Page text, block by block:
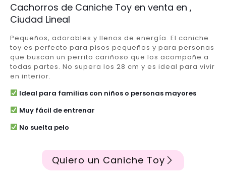
Cachorros de Caniche Toy en venta en ,
Ciudad Lineal
Pequeños, adorables y llenos de energía. El caniche
toy es perfecto para pisos pequeños y para personas
que buscan un perrito cariñoso que los acompañe a
todas partes. No supera los 28 cm y es ideal para vivir
en interior.
Ideal para familias con niños o personas mayores
Muy fácil de entrenar
No suelta pelo
Quiero un Caniche Toy